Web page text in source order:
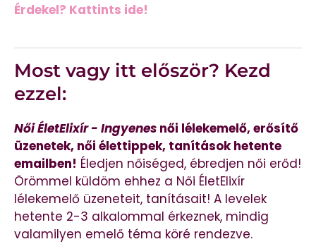
Érdekel? Kattints ide!
Most vagy itt először? Kezd
ezzel:
Női ÉletElixír - Ingyenes női lélekemelő, erősítő
üzenetek, női élettippek, tanítások hetente
emailben! Éledjen nőiséged, ébredjen női erőd!
Örömmel küldöm ehhez a Női ÉletElixír
lélekemelő üzeneteit, tanításait! A levelek
hetente 2-3 alkalommal érkeznek, mindig
valamilyen emelő téma köré rendezve.